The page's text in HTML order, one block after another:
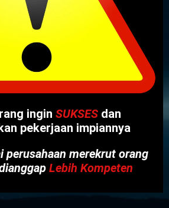
ingin SUKSES dan
pekerjaan impiannya
perusahaan merekrut orang
Lebih Kompeten